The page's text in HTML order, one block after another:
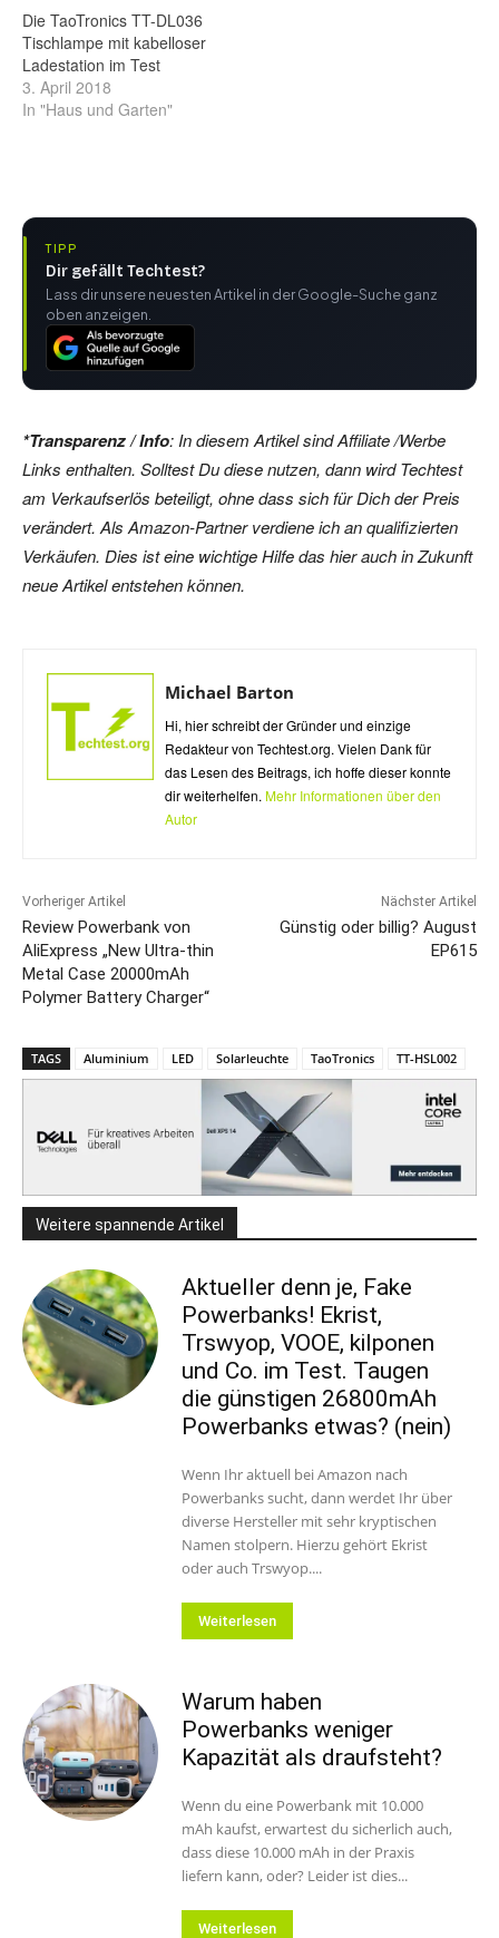
Die TaoTronics TT-DL036
Tischlampe mit kabelloser
Ladestation im Test
3. April 2018
In "Haus und Garten"
TIPP
Dir gefällt Techtest?
Lass dir unsere neuesten Artikel in der Google-Suche ganz
oben anzeigen.
*Transparenz / Info: In diesem Artikel sind Affiliate /Werbe
Links enthalten. Solltest Du diese nutzen, dann wird Techtest
am Verkaufserlös beteiligt, ohne dass sich für Dich der Preis
verändert. Als Amazon-Partner verdiene ich an qualifizierten
Verkäufen. Dies ist eine wichtige Hilfe das hier auch in Zukunft
neue Artikel entstehen können.
Michael Barton
Hi, hier schreibt der Gründer und einzige
Redakteur von Techtest.org. Vielen Dank für
das Lesen des Beitrags, ich hoffe dieser konnte
dir weiterhelfen. Mehr Informationen über den
Autor
Vorheriger Artikel
Review Powerbank von
AliExpress „New Ultra-thin
Metal Case 20000mAh
Polymer Battery Charger“
Nächster Artikel
Günstig oder billig? August
EP615
TAGS Aluminium LED Solarleuchte TaoTronics TT-HSL002
Weitere spannende Artikel
Aktueller denn je, Fake
Powerbanks! Ekrist,
Trswyop, VOOE, kilponen
und Co. im Test. Taugen
die günstigen 26800mAh
Powerbanks etwas? (nein)
Wenn Ihr aktuell bei Amazon nach
Powerbanks sucht, dann werdet Ihr über
diverse Hersteller mit sehr kryptischen
Namen stolpern. Hierzu gehört Ekrist
oder auch Trswyop....
Weiterlesen
Warum haben
Powerbanks weniger
Kapazität als draufsteht?
Wenn du eine Powerbank mit 10.000
mAh kaufst, erwartest du sicherlich auch,
dass diese 10.000 mAh in der Praxis
liefern kann, oder? Leider ist dies...
Weiterlesen